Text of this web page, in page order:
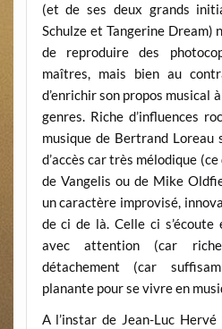
(et de ses deux grands
Schulze et Tangerine Dream)
de reproduire des
maîtres, mais bien au
d’enrichir son propos musical
genres. Riche d’influences
musique de Bertrand
d’accès car très mélodique
de Vangelis ou de Mike
un caractère improvisé,
de ci de là. Celle ci
avec attention (car
détachement (car
planante pour se vivre en
A l’instar de Jean-Luc